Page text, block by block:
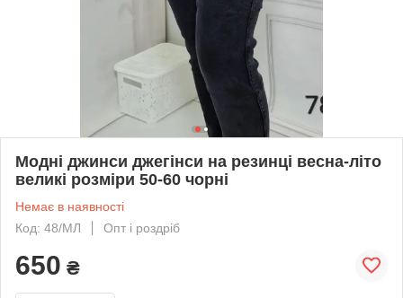
Модні джинси джегінси на резинці весна-літо
великі розміри 50-60 чорні
Немає в наявності
Код: 48/МЛ
Опт і роздріб
650 ₴